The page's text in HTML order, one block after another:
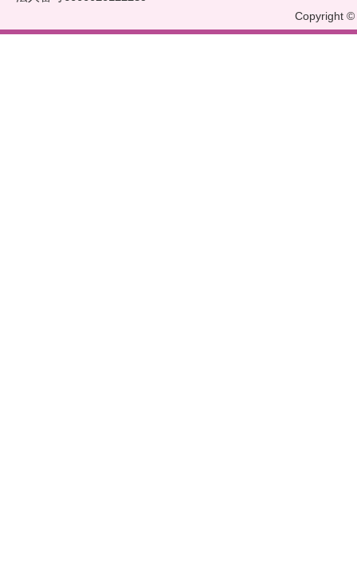
Copyright ©